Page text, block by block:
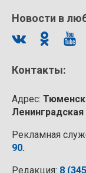
Новости в
Контакты:
Адрес:
Ленинградская
Рекламная
90.
Редакция: 8